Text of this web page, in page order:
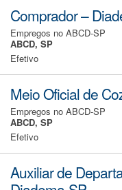
Comprador –
Empregos no ABCD-SP
ABCD, SP
Efetivo
Meio Oficial de
Empregos no ABCD-SP
ABCD, SP
Efetivo
Auxiliar de